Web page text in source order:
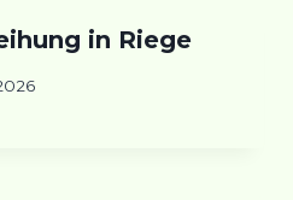
in Riege